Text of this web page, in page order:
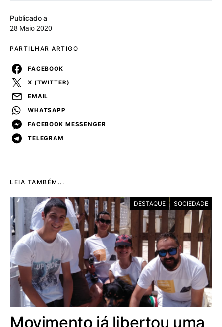
Publicado a
28 Maio 2020
PARTILHAR ARTIGO
FACEBOOK
X (TWITTER)
EMAIL
WHATSAPP
FACEBOOK MESSENGER
TELEGRAM
LEIA TAMBÉM...
DESTAQUE SOCIEDADE
Movimento já libertou uma